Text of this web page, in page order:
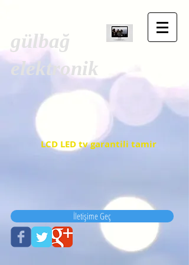
gülbağ
elektronik
LCD LED tv garantili tamir
İletişime Geç